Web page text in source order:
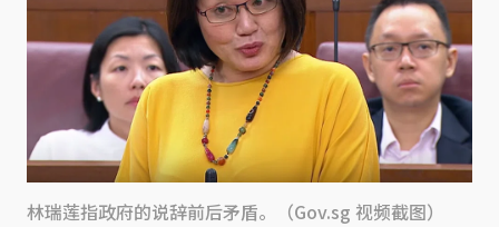
林瑞莲指政府的说辞前后矛盾。（Gov.sg 视频截图）